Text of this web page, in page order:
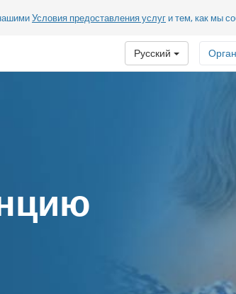
Условия предоставления услуг и тем, как мы
Русский